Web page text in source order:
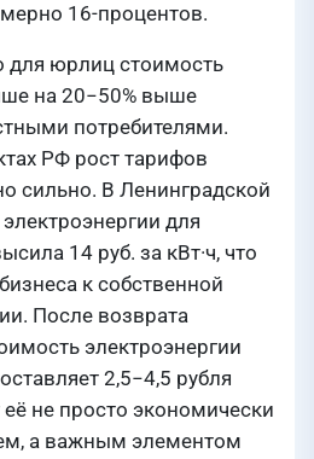
16-процентов.
для юрлиц стоимость
на 20−50% выше
потребителями.
РФ рост тарифов
сильно. В Ленинградской
для
14 руб. за кВт·ч, что
к собственной
После возврата
электроэнергии
2,5−4,5 рубля
её не просто экономически
а важным элементом